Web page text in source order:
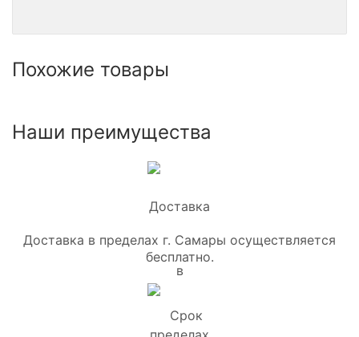
Похожие товары
Наши преимущества
Доставка в пределах г. Самары осуществляется
бесплатно.